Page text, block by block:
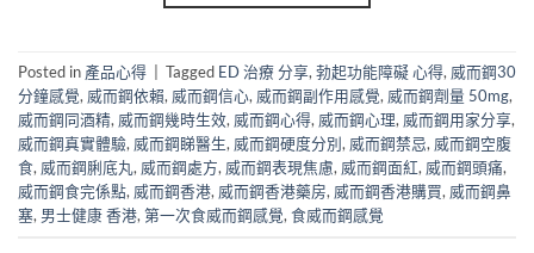
Posted in 產品心得 Tagged ED 治療 分享, 勃起功能障礙 心得, 威而鋼30
分鐘感覺, 威而鋼依賴, 威而鋼信心, 威而鋼副作用感覺, 威而鋼劑量 50mg,
威而鋼同酒精, 威而鋼幾時生效, 威而鋼心得, 威而鋼心理, 威而鋼用家分享,
威而鋼真實體驗, 威而鋼睇醫生, 威而鋼硬度分別, 威而鋼禁忌, 威而鋼空腹
食, 威而鋼脷底丸, 威而鋼處方, 威而鋼表現焦慮, 威而鋼面紅, 威而鋼頭痛,
威而鋼食完係點, 威而鋼香港, 威而鋼香港藥房, 威而鋼香港購買, 威而鋼鼻
塞, 男士健康 香港, 第一次食威而鋼感覺, 食威而鋼感覺